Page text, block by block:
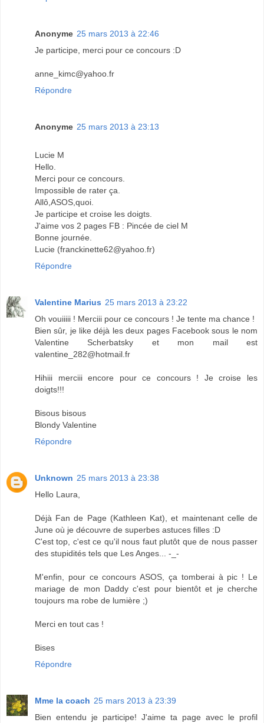
Anonyme 25 mars 2013 à 22:46
Je participe, merci pour ce concours :D
anne_kimc@yahoo.fr
Répondre
Anonyme 25 mars 2013 à 23:13
Lucie M
Hello.
Merci pour ce concours.
Impossible de rater ça.
Allô,ASOS,quoi.
Je participe et croise les doigts.
J'aime vos 2 pages FB : Pincée de ciel M
Bonne journée.
Lucie (franckinette62@yahoo.fr)
Répondre
Valentine Marius 25 mars 2013 à 23:22
Oh vouiiiii ! Merciii pour ce concours ! Je tente ma chance !
Bien sûr, je like déjà les deux pages Facebook sous le nom
Valentine Scherbatsky et mon mail est
valentine_282@hotmail.fr
Hihiii merciii encore pour ce concours ! Je croise les
doigts!!!
Bisous bisous
Blondy Valentine
Répondre
Unknown 25 mars 2013 à 23:38
Hello Laura,
Déjà Fan de Page (Kathleen Kat), et maintenant celle de
June où je découvre de superbes astuces filles :D
C'est top, c'est ce qu'il nous faut plutôt que de nous passer
des stupidités tels que Les Anges... -_-
M'enfin, pour ce concours ASOS, ça tomberai à pic ! Le
mariage de mon Daddy c'est pour bientôt et je cherche
toujours ma robe de lumière ;)
Merci en tout cas !
Bises
Répondre
Mme la coach 25 mars 2013 à 23:39
Bien entendu je participe! J'aime ta page avec le profil